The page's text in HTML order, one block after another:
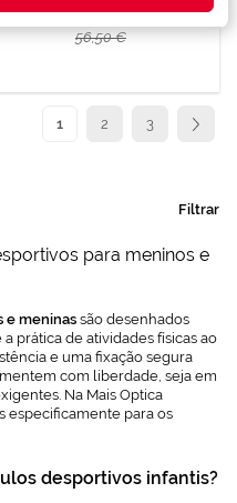
42,37 €
56,50 €
Está de momento a ler a
1 Página
2 Página
3 Página
Filtrar
para meninos e
e meninas são desenhados
prática de atividades físicas ao
e uma fixação segura
com liberdade, seja em
Na Mais Optica
especificamente para os
desportivos infantis?